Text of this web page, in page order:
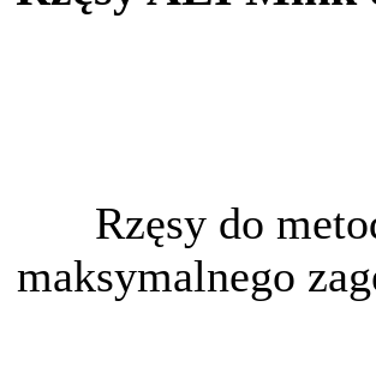
Rzęsy do
maksymalnego